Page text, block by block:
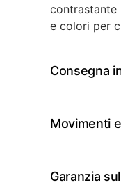
contrastante
e colori per
Consegna
Movimenti
Garanzia